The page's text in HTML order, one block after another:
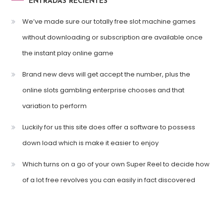
We’ve made sure our totally free slot machine games
without downloading or subscription are available once
the instant play online game
Brand new devs will get accept the number, plus the
online slots gambling enterprise chooses and that
variation to perform
Luckily for us this site does offer a software to possess
down load which is make it easier to enjoy
Which turns on a go of your own Super Reel to decide how
of a lot free revolves you can easily in fact discovered